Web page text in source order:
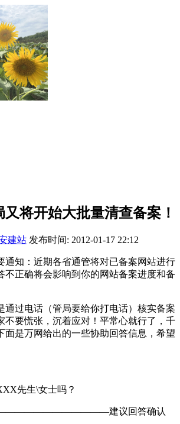
将开始大批量清查备案！
建站 发布时间: 2012-01-17 22:12
通知：近期各省通管将对已备案网站进行
不正确将会影响到你的网站备案进度和备
通过电话（管局要给你打电话）核实备案
不要慌张，沉着应对！平常心就行了，千
面是万网给出的一些协助回答信息，希望
先生\女士吗？
————————————建议回答确认